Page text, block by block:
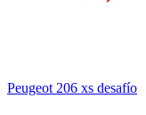
Peugeot 206 xs desafío